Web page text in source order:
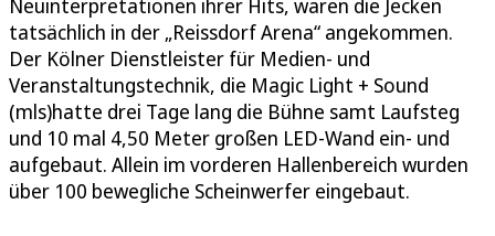
tatsächlich in der „Reissdorf Arena“ angekommen.
Der Kölner Dienstleister für Medien- und
Veranstaltungstechnik, die Magic Light + Sound
(mls)hatte drei Tage lang die Bühne samt Laufsteg
und 10 mal 4,50 Meter großen LED-Wand ein- und
aufgebaut. Allein im vorderen Hallenbereich wurden
über 100 bewegliche Scheinwerfer eingebaut.